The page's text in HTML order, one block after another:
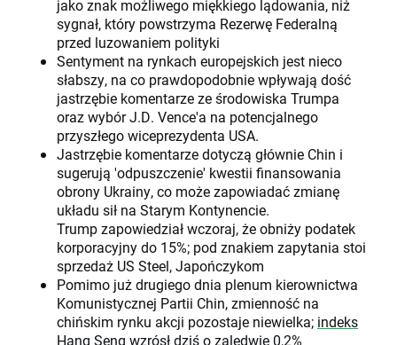
jako znak możliwego miękkiego lądowania, niż
sygnał, który powstrzyma Rezerwę Federalną
przed luzowaniem polityki
Sentyment na rynkach europejskich jest nieco
słabszy, na co prawdopodobnie wpływają dość
jastrzębie komentarze ze środowiska Trumpa
oraz wybór J.D. Vence'a na potencjalnego
przyszłego wiceprezydenta USA.
Jastrzębie komentarze dotyczą głównie Chin i
sugerują 'odpuszczenie' kwestii finansowania
obrony Ukrainy, co może zapowiadać zmianę
układu sił na Starym Kontynencie.
Trump zapowiedział wczoraj, że obniży podatek
korporacyjny do 15%; pod znakiem zapytania stoi
sprzedaż US Steel, Japończykom
Pomimo już drugiego dnia plenum kierownictwa
Komunistycznej Partii Chin, zmienność na
chińskim rynku akcji pozostaje niewielka; indeks
Hang Seng wzrósł dziś o zaledwie 0,2%